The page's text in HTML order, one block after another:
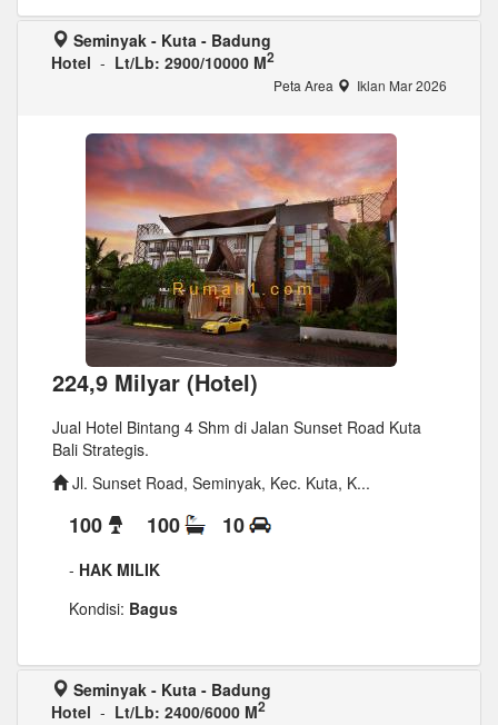
Seminyak - Kuta - Badung
Hotel - Lt/Lb: 2900/10000 M2
Peta Area Iklan Mar 2026
224,9 Milyar (Hotel)
Jual Hotel Bintang 4 Shm di Jalan Sunset Road Kuta
Bali Strategis.
Jl. Sunset Road, Seminyak, Kec. Kuta, K...
100 100 10
- HAK MILIK
Kondisi: Bagus
Seminyak - Kuta - Badung
Hotel - Lt/Lb: 2400/6000 M2